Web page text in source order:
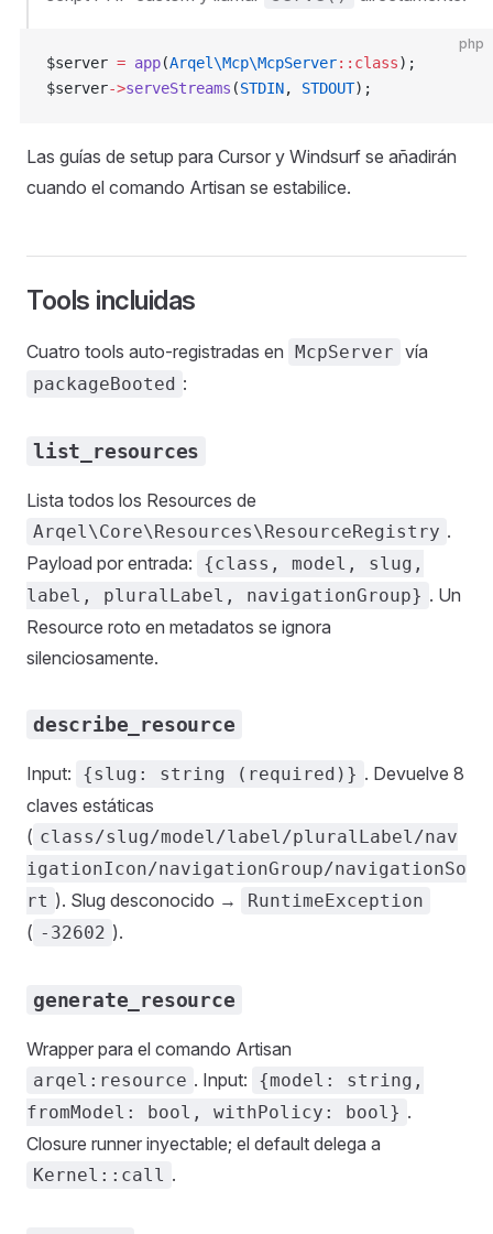
php
$server = app(Arqel\Mcp\McpServer::class);
$server->serveStreams (STDIN, STDOUT);
Las guías de setup para Cursor y Windsurf se añadirán
cuando el comando Artisan se estabilice.
Tools incluidas
Cuatro tools auto-registradas en McpServer vía
packageBooted :
list_resources
Lista todos los Resources de
Arqel\Core\Resources\ResourceRegistry .
Payload por entrada:
{class, model, slug,
label, pluralLabel, navigationGroup} . Un
Resource roto en metadatos se ignora
silenciosamente.
describe_resource
Input: {slug: string (required)} . Devuelve 8
claves estáticas
( class/slug/model/label/pluralLabel/nav
igationIcon/navigationGroup/navigationSo
rt ). Slug desconocido → RuntimeException
( -32602 ).
generate_resource
Wrapper para el comando Artisan
arqel:resource . Input:
{model: string,
fromModel: bool, withPolicy: bool} .
Closure runner inyectable; el default delega a
Kernel::call .